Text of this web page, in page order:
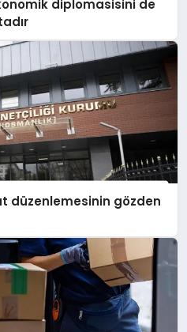
diplomasisini de
düzenlemesinin gözden